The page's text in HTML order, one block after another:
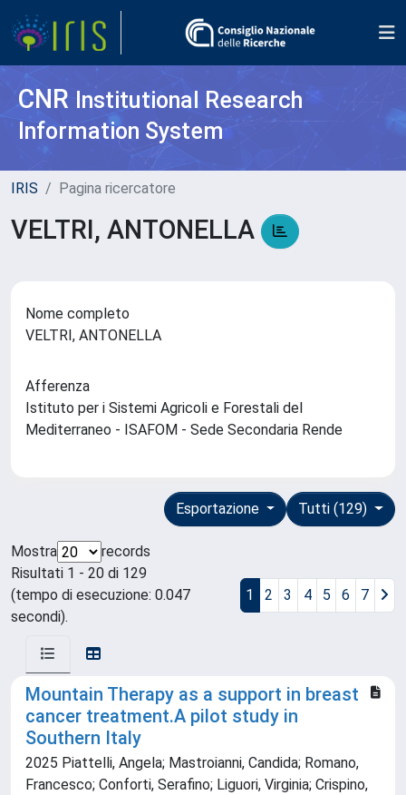
CNR Institutional Research
Information System
IRIS Pagina ricercatore
VELTRI, ANTONELLA
Nome completo
VELTRI, ANTONELLA
Afferenza
Istituto per i Sistemi Agricoli e Forestali del
Mediterraneo - ISAFOM - Sede Secondaria Rende
Tutti (129)
Esportazione
Mostra
records
Risultati 1 - 20 di 129
(tempo di esecuzione: 0.047
secondi).
1 2 3 4 5 6 7
Mountain Therapy as a support in breast
cancer treatment.A pilot study in
Southern Italy
2025 Piattelli, Angela; Mastroianni, Candida; Romano,
Francesco; Conforti, Serafino; Liguori, Virginia; Crispino,